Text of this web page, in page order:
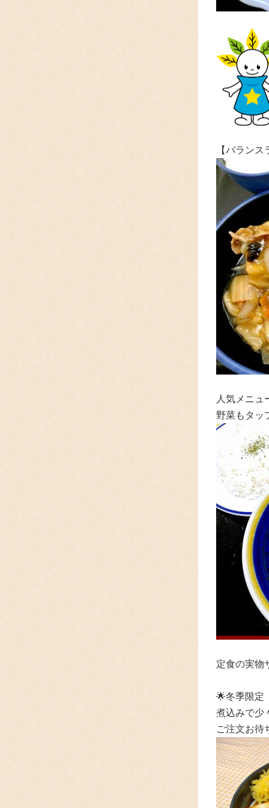
【バランス
人気メニュ
野菜もタッ
定食の実物
🌟冬季限
煮込みで少
ご注文お待